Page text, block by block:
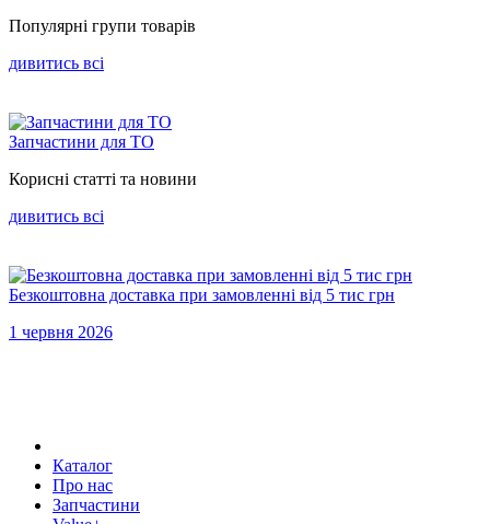
Популярнi групи товарiв
дивитись всi
Запчастини для ТО
Корисні статті та новини
дивитись всi
Безкоштовна доставка при замовленні від 5 тис грн
1 червня 2026
Каталог
Про нас
Запчастини